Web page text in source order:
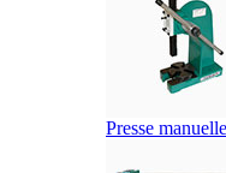
Presse manuelle